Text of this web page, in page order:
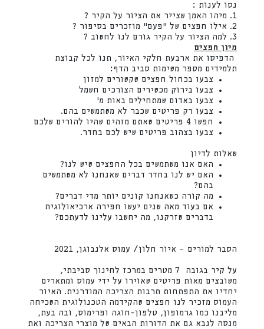
נסו לענות :
1. מיהו האמן שצייר את הציור על הקיר ?
2. אילו חפצים של "פעם" מוזכרים בסיפור ?
3. למה הציור על הקיר גורם לנו לחשוב ?
מיון חפצים
הדפיסו את ארבעת חלקי האיור, תנו לכל קבוצת
תלמידים מספר משימות סביב הדף:
צבעו בכחול חפצים שקשורים למזון
צבעו בירוק מכשירים הצורכים חשמל
צבעו באדום שמתחילים באות מ'
צבעו רק פריטים שכבר לא משתמשים בהם.
חפשו 4 פריטים שאתם מזהים שהיו להורים שלכם
צבעו בצהוב פריטים שיש לכם בחדר.
שאלות לדיון
האם אנו משתמשים בכל החפצים שיש לנו?
האם יש לנו בחדר דברים שאנחנו לא משתמשים
בהם?
מה קורה כשאנחנו קונים יותר מדי דברים?
אם בעוד מאה שנים יעשו חפירה ארכיאולוגית
בדברים שזרקנו, מה יחשבו עלינו לדעתכם?
הסבר למורים – איור חלון/ עמוס אלנבוגן, 2021
על קיר בגובה 7 מטרים במרכז לחינוך סביבתי,
משובצים מאות פריטים שאוירו על ידי עמוס ומתארים
יחדיו את התפתחות תרבות הצריכה המודרנית. האיור
העמוס מזכיר לנו חפצים שהקידמה הטכנולוגית השכיחה
מליבנו כמו גרמופון, טלפון-חוגה ופרימוס, ובה בעת,
מנסה לנבא גם את הדורות הבאים של מוצרי הצריכה ואת